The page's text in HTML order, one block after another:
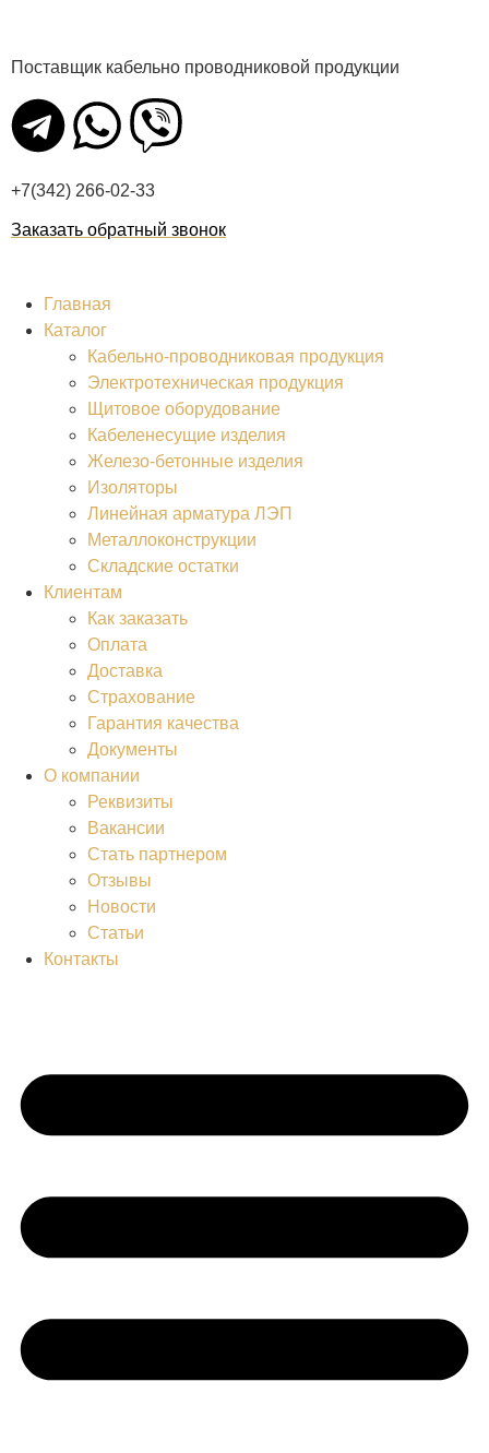
Поставщик кабельно проводниковой продукции
+7(342) 266-02-33
Заказать обратный звонок
Главная
Каталог
Кабельно-проводниковая продукция
Электротехническая продукция
Щитовое оборудование
Кабеленесущие изделия
Железо-бетонные изделия
Изоляторы
Линейная арматура ЛЭП
Металлоконструкции
Складские остатки
Клиентам
Как заказать
Оплата
Доставка
Страхование
Гарантия качества
Документы
О компании
Реквизиты
Вакансии
Стать партнером
Отзывы
Новости
Статьи
Контакты